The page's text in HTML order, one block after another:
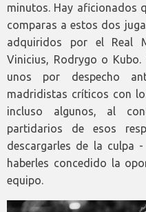
minutos. Hay aficionados
comparas a estos dos
adquiridos por el Real
Vinicius, Rodrygo o Kubo.
unos por despecho
madridistas críticos con
incluso algunos, al
partidarios de esos
descargarles de la culpa
haberles concedido la
equipo.